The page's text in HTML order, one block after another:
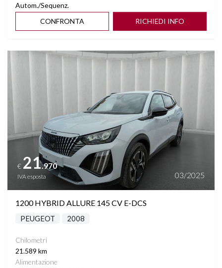
Autom./Sequenz.
CONFRONTA
RICHIEDI INFO
Vedi dettagli
€ 21.970
IVA esposta 03/2025
1200 HYBRID ALLURE 145 CV E-DCS
PEUGEOT 2008
Chilometri
21.589 km
Alimentazione